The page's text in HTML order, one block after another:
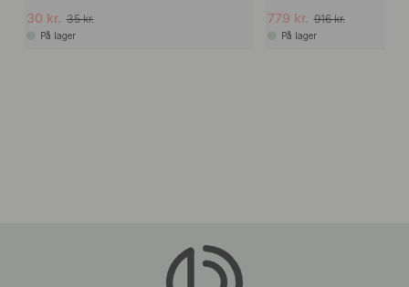
30 kr. 35 kr.
På lager
779 kr. 916 kr.
På lager